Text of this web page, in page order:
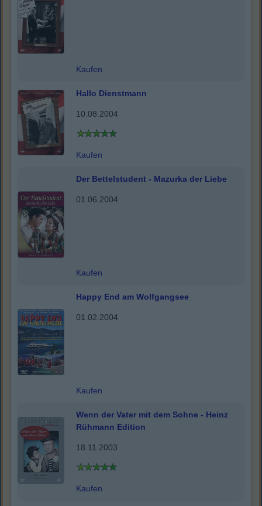
Kaufen
Hallo Dienstmann
10.08.2004
Kaufen
Der Bettelstudent - Mazurka der Liebe
01.06.2004
Kaufen
Happy End am Wolfgangsee
01.02.2004
Kaufen
Wenn der Vater mit dem Sohne - Heinz
Rühmann Edition
18.11.2003
Kaufen